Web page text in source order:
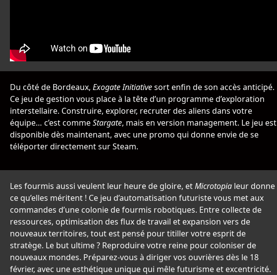
Du côté de Bordeaux, Exogate Initiativesort enfin de son accès anticipé.
Ce jeu de gestion vous place à la tête d’un programme d’exploration
interstellaire. Construire, explorer, recruter des aliens dans votre
équipe… c’est commeStargate, mais en version management. Le jeu est
disponible dès maintenant, avec une promo qui donne envie de se
téléporter directement sur Steam.
Les fourmis aussi veulent leur heure de gloire, etMicrotopia leur donne
ce qu’elles méritent ! Ce jeu d’automatisation futuriste vous met aux
commandes d’une colonie de fourmis robotiques. Entre collecte de
ressources, optimisation des flux de travail et expansion vers de
nouveaux territoires, tout est pensé pour titiller votre esprit de
stratège. Le but ultime ? Reproduire votre reine pour coloniser de
nouveaux mondes. Préparez-vous à diriger vos ouvrières dès le 18
février, avec une esthétique unique qui mêle futurisme et excentricité.